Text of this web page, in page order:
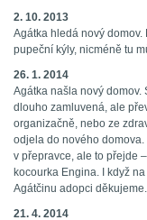
2. 10. 2013
Agátka hledá nový
pupeční kýly, nicméně tu
26. 1. 2014
Agátka našla nový domov.
dlouho zamluvená, ale
organizačně, nebo ze
odjela do nového
v přepravce, ale to přejde
kocourka Engina. I když
Agátčinu adopci děkujeme.
21. 4. 2014